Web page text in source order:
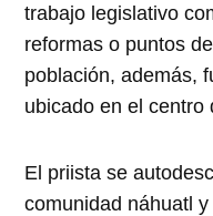
trabajo legislativo
reformas o puntos
población, además,
ubicado en el centro
El priista se
comunidad náhuatl